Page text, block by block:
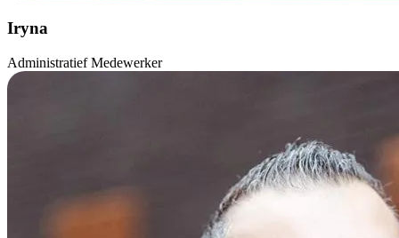
Iryna
Administratief Medewerker